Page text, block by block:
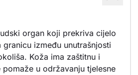
organ koji prekriva cijelo
između unutrašnjosti
Koža ima zaštitnu i
u održavanju tjelesne